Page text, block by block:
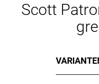
Scott